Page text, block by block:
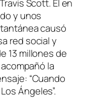
Scott. Él en
y unos
causó
red social y
13 millones de
la
“Cuando
Ángeles”.